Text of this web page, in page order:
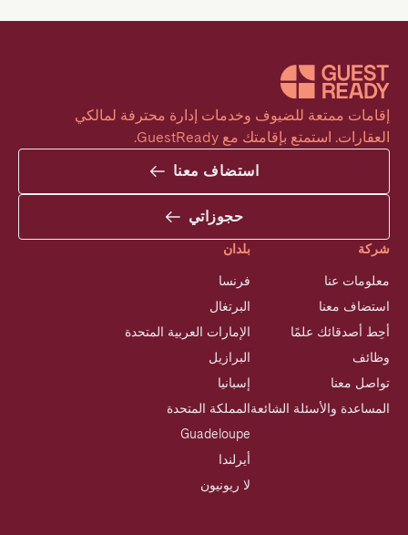
العقارات. استمتع بإقامتك مع GuestReady.
استضاف معنا
حجوزاتي
شركة
معلومات عنا
استضاف معنا
أحِط أصدقائك علمًا
وظائف
تواصل معنا
المساعدة والأسئلة الشائعة
بلدان
فرنسا
البرتغال
الإمارات العربية المتحدة
البرازيل
إسبانيا
المملكة المتحدة
Guadeloupe
أيرلندا
لا ريونيون